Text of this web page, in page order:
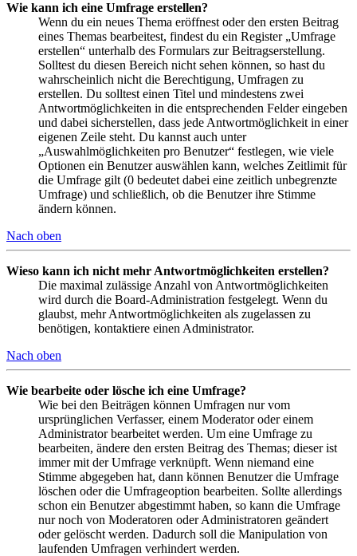
Wie kann ich eine Umfrage erstellen?
Wenn du ein neues Thema eröffnest oder den ersten Beitrag
eines Themas bearbeitest, findest du ein Register „Umfrage
erstellen“ unterhalb des Formulars zur Beitragserstellung.
Solltest du diesen Bereich nicht sehen können, so hast du
wahrscheinlich nicht die Berechtigung, Umfragen zu
erstellen. Du solltest einen Titel und mindestens zwei
Antwortmöglichkeiten in die entsprechenden Felder eingeben
und dabei sicherstellen, dass jede Antwortmöglichkeit in einer
eigenen Zeile steht. Du kannst auch unter
„Auswahlmöglichkeiten pro Benutzer“ festlegen, wie viele
Optionen ein Benutzer auswählen kann, welches Zeitlimit für
die Umfrage gilt (0 bedeutet dabei eine zeitlich unbegrenzte
Umfrage) und schließlich, ob die Benutzer ihre Stimme
ändern können.
Nach oben
Wieso kann ich nicht mehr Antwortmöglichkeiten erstellen?
Die maximal zulässige Anzahl von Antwortmöglichkeiten
wird durch die Board-Administration festgelegt. Wenn du
glaubst, mehr Antwortmöglichkeiten als zugelassen zu
benötigen, kontaktiere einen Administrator.
Nach oben
Wie bearbeite oder lösche ich eine Umfrage?
Wie bei den Beiträgen können Umfragen nur vom
ursprünglichen Verfasser, einem Moderator oder einem
Administrator bearbeitet werden. Um eine Umfrage zu
bearbeiten, ändere den ersten Beitrag des Themas; dieser ist
immer mit der Umfrage verknüpft. Wenn niemand eine
Stimme abgegeben hat, dann können Benutzer die Umfrage
löschen oder die Umfrageoption bearbeiten. Sollte allerdings
schon ein Benutzer abgestimmt haben, so kann die Umfrage
nur noch von Moderatoren oder Administratoren geändert
oder gelöscht werden. Dadurch soll die Manipulation von
laufenden Umfragen verhindert werden.